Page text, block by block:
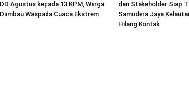
DD Agustus kepada 13 KPM, Warga
Diimbau Waspada Cuaca Ekstrem
dan Stakeholder Siap
Samudera Jaya
Hilang Kontak